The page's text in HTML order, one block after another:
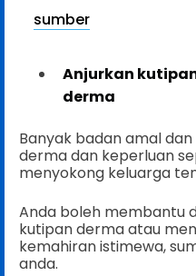
sumber
Anjurkan
derma
Banyak badan amal
derma dan keperluan
menyokong keluarga
Anda boleh membantu
kutipan derma atau
kemahiran istimewa,
anda.